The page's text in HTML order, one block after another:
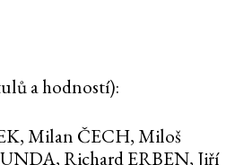
a hodností):
Milan ČECH, Miloš
Richard ERBEN, Jiří